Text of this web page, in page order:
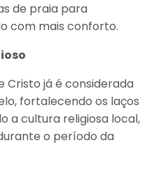
de praia para
com mais conforto.
Cristo já é considerada
fortalecendo os laços
a cultura religiosa local,
o período da